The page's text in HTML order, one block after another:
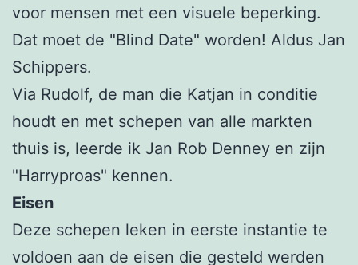
voor mensen met een visuele beperking.
Dat moet de "Blind Date" worden! Aldus Jan
Schippers.
Via Rudolf, de man die Katjan in conditie
houdt en met schepen van alle markten
thuis is, leerde ik Jan Rob Denney en zijn
"Harryproas" kennen.
Eisen
Deze schepen leken in eerste instantie te
voldoen aan de eisen die gesteld werden